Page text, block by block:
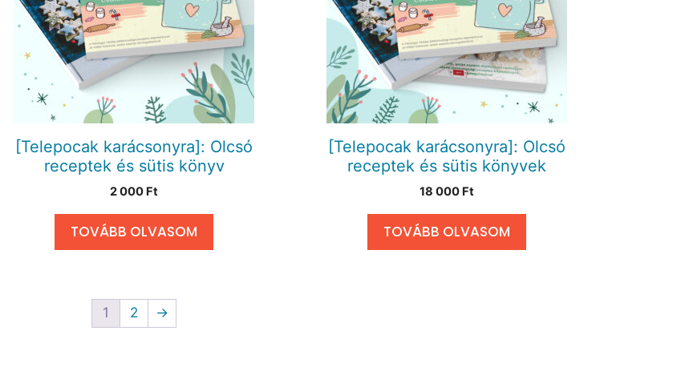
[Telepocak karácsonyra]: Olcsó
receptek és sütis könyv
2 000 Ft
TOVÁBB OLVASOM
[Telepocak karácsonyra]: Olcsó
receptek és sütis könyvek
18 000 Ft
TOVÁBB OLVASOM
1 2 →